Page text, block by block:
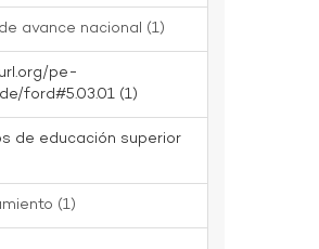
avance nacional (1)
pe-
ford#5.03.01 (1)
de educación superior
(1)